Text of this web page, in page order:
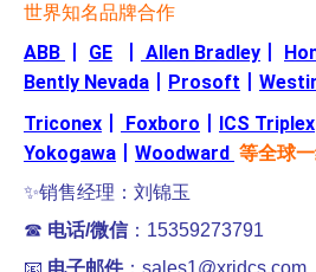
世界知名品牌合作
ABB GE Allen Bradley
Bently Nevada
Prosoft
Triconex
Foxboro ICS Triplex
Yokogawa
Woodward 等全球
✨销售经理：刘锦玉
☎ 电话/微信：15359273791
📧 电子邮件：sales1@xrjdcs.com